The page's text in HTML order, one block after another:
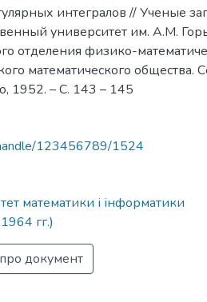
интегралов // Ученые
университет им. А.М.
отделения физико-
математического общества.
1952. – С. 143 – 145
123456789/1524
математики і інформатики
гг.)
документ